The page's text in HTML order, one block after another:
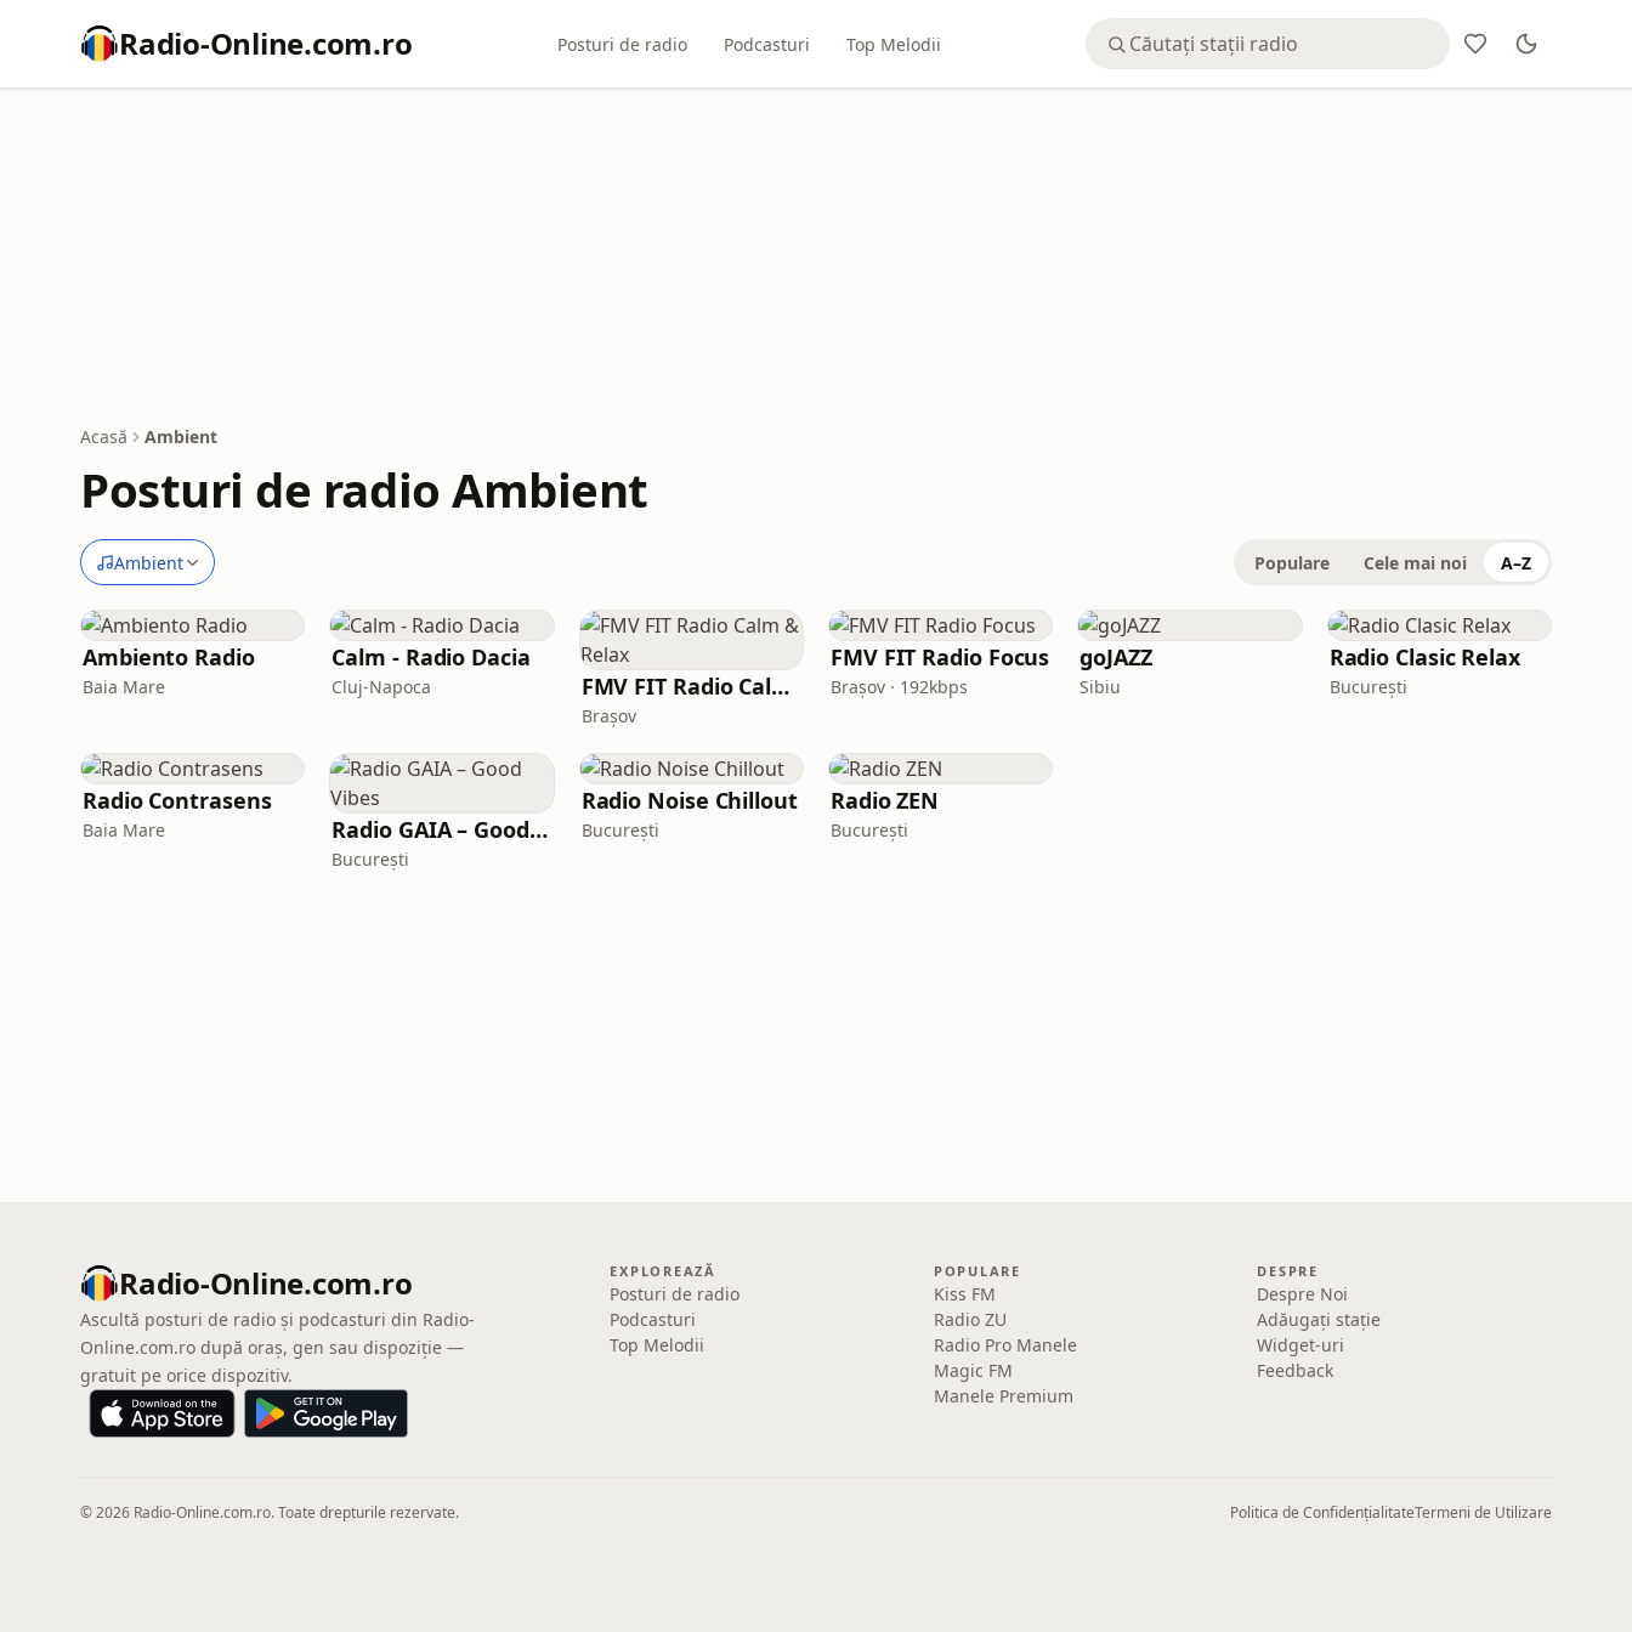
Radio-Online.com.ro Posturi de radio Podcasturi Top Melodii
Acasă Ambient
Posturi de radio Ambient
Ambient Populare Cele mai noi A–Z
Ambiento Radio
Baia Mare
Calm - Radio Dacia
Cluj-Napoca FMV FIT Radio Calm & Relax
Brașov
FMV FIT Radio Focus
Brașov · 192kbps
goJAZZ
Sibiu
Radio Clasic Relax
București
Radio Contrasens
Baia Mare Radio GAIA – Good Vibes
București
Radio Noise Chillout
București
Radio ZEN
București
Radio-Online.com.ro
Ascultă posturi de radio și podcasturi din Radio-
Online.com.ro după oraș, gen sau dispoziție —
gratuit pe orice dispozitiv.
EXPLOREAZĂ
Posturi de radio
Podcasturi
Top Melodii
POPULARE
Kiss FM
Radio ZU
Radio Pro Manele
Magic FM
Manele Premium
DESPRE
Despre Noi
Adăugați stație
Widget-uri
Feedback
© 2026 Radio-Online.com.ro. Toate drepturile rezervate. Politica de ConfidențialitateTermeni de Utilizare